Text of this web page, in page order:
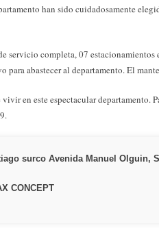
han sido cuidadosamente
servicio completa, 07
para abastecer al departamento. El
en este espectacular departamento.
surco Avenida Manuel Olguin,
CONCEPT